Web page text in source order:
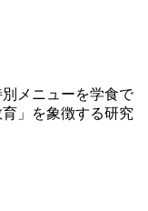
別メニューを学食で
」を象徴する研究